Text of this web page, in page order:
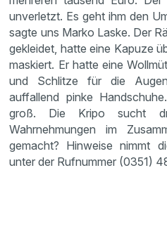
unverletzt. Es geht ihm den
sagte uns Marko Laske. Der
gekleidet, hatte eine Kapuze
maskiert. Er hatte eine
und Schlitze für die
auffallend pinke
groß. Die Kripo sucht
Wahrnehmungen im
gemacht? Hinweise nimmt
unter der Rufnummer (0351)